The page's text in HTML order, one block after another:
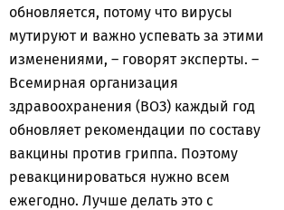
обновляется, потому что вирусы
мутируют и важно успевать за этими
изменениями, – говорят эксперты. –
Всемирная организация
здравоохранения (ВОЗ) каждый год
обновляет рекомендации по составу
вакцины против гриппа. Поэтому
ревакцинироваться нужно всем
ежегодно. Лучше делать это с